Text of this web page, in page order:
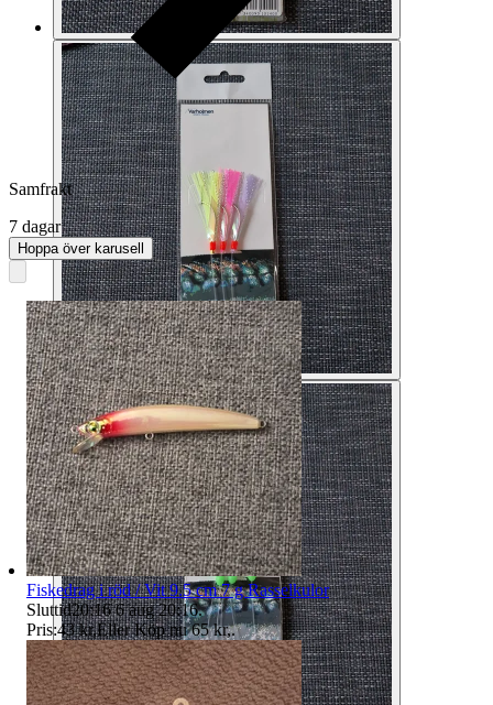
Samfrakt
7 dagar
Hoppa över karusell
Fiskedrag i röd / Vit 9.5 cm 7 g Rasselkulor
Sluttid20:16 6 aug 20:16.
Pris:43 kr,Eller Köp nu 65 kr,.